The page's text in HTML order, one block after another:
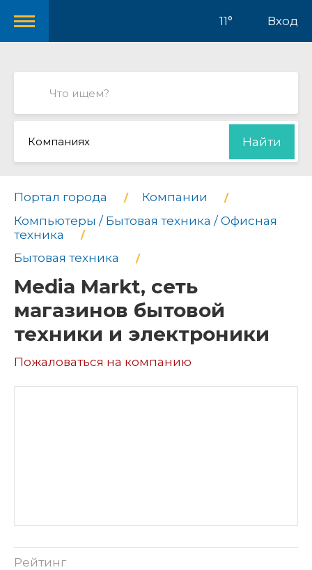
11° Вход
Компаниях Найти
Портал города
Компании
Компьютеры / Бытовая техника / Офисная
техника
Бытовая техника
Media Markt, сеть
магазинов бытовой
техники и электроники
Пожаловаться на компанию
Рейтинг